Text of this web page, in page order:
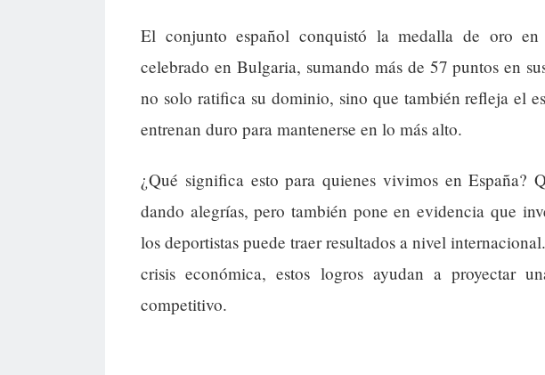
El conjunto español conquistó la medalla de oro
celebrado en Bulgaria, sumando más de 57 puntos en
no solo ratifica su dominio, sino que también refleja el
entrenan duro para mantenerse en lo más alto.
¿Qué significa esto para quienes vivimos en España?
dando alegrías, pero también pone en evidencia que
los deportistas puede traer resultados a nivel
crisis económica, estos logros ayudan a proyectar
competitivo.